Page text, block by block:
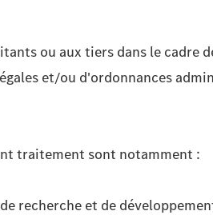
ou aux tiers dans le cadre
et/ou d'ordonnances
traitement sont notamment :
recherche et de